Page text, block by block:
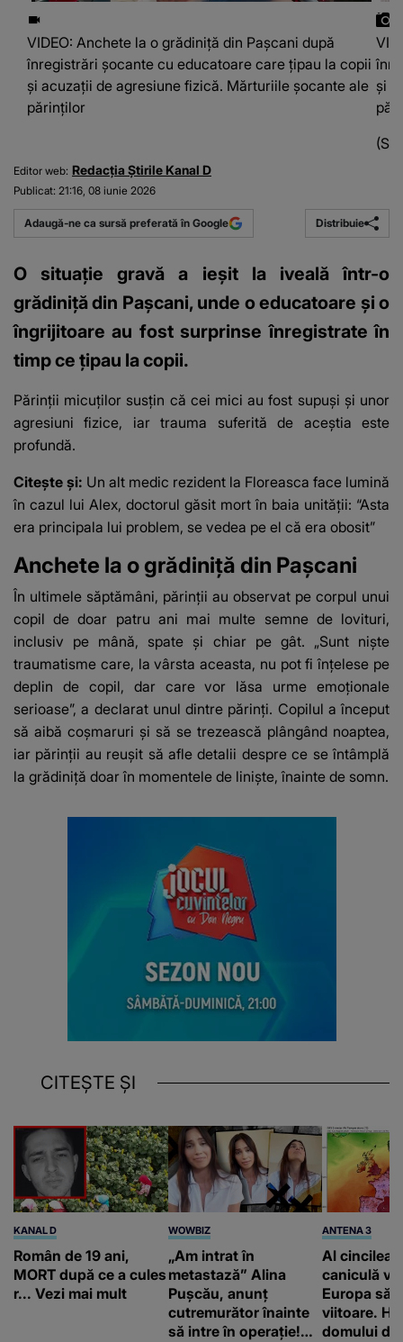
VIDEO: Anchete la o grădiniță din Pașcani după
înregistrări șocante cu educatoare care țipau la copii
și acuzații de agresiune fizică. Mărturiile șocante ale
părinților
și
Editor web: Redacția Știrile Kanal D
Publicat: 21:16, 08 iunie 2026
Adaugă-ne ca sursă preferată în Google Distribuie
O situație gravă a ieșit la iveală într-o
grădiniță din Pașcani, unde o educatoare și o
îngrijitoare au fost surprinse înregistrate în
timp ce țipau la copii.
Părinții micuților susțin că cei mici au fost supuși și unor
agresiuni fizice, iar trauma suferită de aceștia este
profundă.
Citește și: Un alt medic rezident la Floreasca face lumină
în cazul lui Alex, doctorul găsit mort în baia unității: “Asta
era principala lui problem, se vedea pe el că era obosit”
Anchete la o grădiniță din Pașcani
În ultimele săptămâni, părinții au observat pe corpul unui
copil de doar patru ani mai multe semne de lovituri,
inclusiv pe mână, spate și chiar pe gât. „Sunt niște
traumatisme care, la vârsta aceasta, nu pot fi înțelese pe
deplin de copil, dar care vor lăsa urme emoționale
serioase”, a declarat unul dintre părinți. Copilul a început
să aibă coșmaruri și să se trezească plângând noaptea,
iar părinții au reușit să afle detalii despre ce se întâmplă
la grădiniță doar în momentele de liniște, înainte de somn.
CITEȘTE ȘI
KANAL D
Român de 19 ani,
MORT după ce a cules
r... Vezi mai mult
WOWBIZ
„Am intrat în
metastază” Alina
Pușcău, anunț
cutremurător înainte
să intre în operație!
ANTENA 3
Al cincilea
caniculă
Europa
viitoare.
domului de